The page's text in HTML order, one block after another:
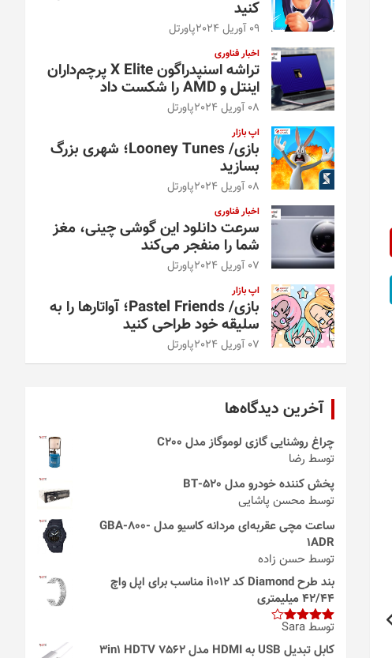
کنید
09 آوریل 2024 پاورتل
اخبار فناوری
تراشه اسنپدراگون X Elite پرچم‌داران
اینتل و AMD را شکست داد
08 آوریل 2024 پاورتل
اپ بازار
بازی/ Looney Tunes؛ شهری بزرگ
بسازید
08 آوریل 2024 پاورتل
اخبار فناوری
سرعت دانلود این گوشی چینی، مغز
شما را منفجر می‌کند
07 آوریل 2024 پاورتل
اپ بازار
بازی/ Pastel Friends؛ آواتارها را به
سلیقه خود طراحی کنید
07 آوریل 2024 پاورتل
آخرین دیدگاه‌ها
چراغ روشنایی گازی لوموگاز مدل C200
توسط رضا
پخش کننده خودرو مدل 520-BT
توسط محسن پاشایی
ساعت مچی عقربه‌ای مردانه کاسیو مدل GBA-800-
1ADR
توسط حسن زاده
بند طرح Diamond کد i1012 مناسب برای اپل واچ
42/44 میلیمتری
امتیاز4
از 5
توسط Sara
کابل تبدیل USB به HDMI مدل 3in1 HDTV 7562